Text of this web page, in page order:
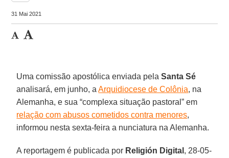
31 Mai 2021
Uma comissão apostólica enviada pelaSanta Sé
analisará, em junho, aArquidiocese de Colônia, na
Alemanha, e sua “complexa situação pastoral” em
relação com abusos cometidos contra menores,
informou nesta sexta-feira a nunciatura na Alemanha.
A reportagem é publicada por Religión Digital , 28-05-